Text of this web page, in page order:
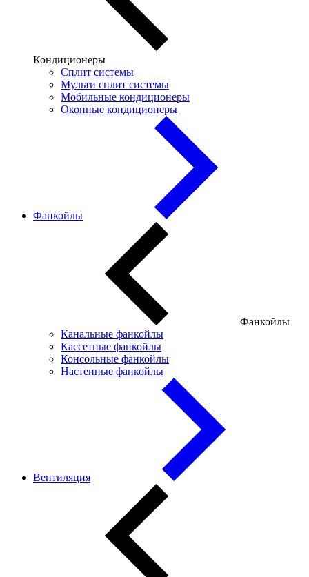
Кондиционеры
Сплит системы
Мульти сплит системы
Мобильные кондиционеры
Оконные кондиционеры
Фанкойлы
Фанкойлы
Канальные фанкойлы
Кассетные фанкойлы
Консольные фанкойлы
Настенные фанкойлы
Вентиляция